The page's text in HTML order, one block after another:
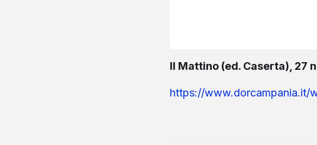
Il Mattino (ed. Caserta), 27
https://www.dorcampania.it/